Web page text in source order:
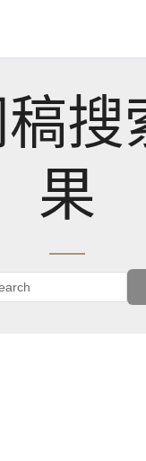
搜
果